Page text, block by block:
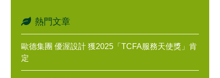
熱門文章
歐德集團 優渥設計 獲2025「TCFA服務天使獎」肯
定